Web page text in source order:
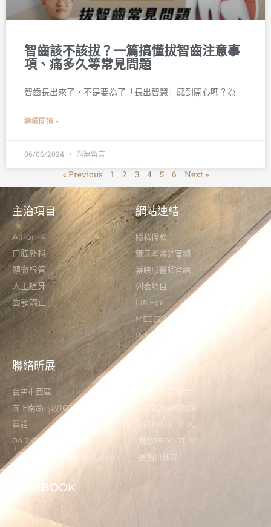
智齒該不該拔？一篇搞懂拔智齒注意事
項、痛多久等常見問題
智齒長出來了，不是要為了「長出智慧」感到開心嗎？為
繼續閱讀 »
06/06/2024 尚無留言
« Previous 1 2 3 4 5 6 Next »
主治項目
All-on-4
口腔外科
顯微根管
人工植牙
齒顎矯正
網站連結
隱私條款
張元瀚醫師官網
葉映彤醫師官網
列表項目
LINE@
MESSENGER
INSTAGRAM
聯絡昕展
台中市西區
向上南路一段166-5號
電話
04 2473 0325
flystardental@gmail.com
星期一至星期六
早診09:00-12:00
午診14:00-17:00
晚診18:00-21:00
星期日休診
FACEBOOK